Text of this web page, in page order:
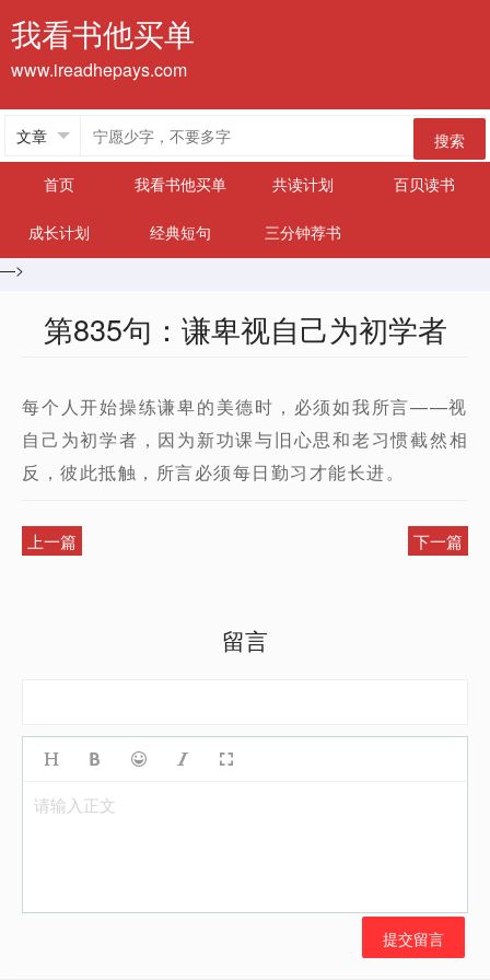
我看书他买单
www.ireadhepays.com
搜索
首页
我看书他买单 共读计划 百贝读书
成长计划 经典短句
三分钟荐书
—>
第835句：谦卑视自己为初学者
每个人开始操练谦卑的美德时，必须如我所言——视
自己为初学者，因为新功课与旧心思和老习惯截然相
反，彼此抵触，所言必须每日勤习才能长进。
上一篇 下一篇
留言
请输入正文
提交留言